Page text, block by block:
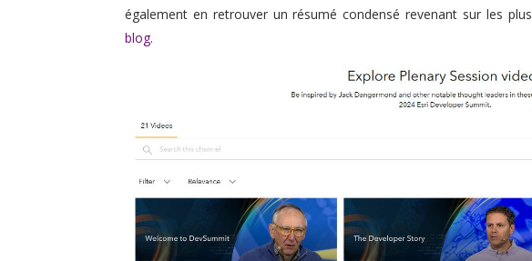
également en retrouver un résumé condensé revenant sur les
blog.